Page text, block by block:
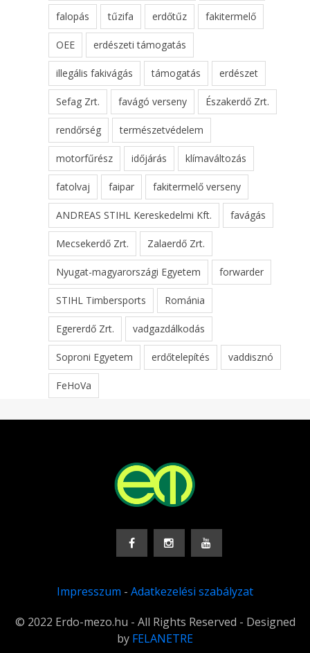
falopás tűzifa erdőtűz fakitermelő
OEE erdészeti támogatás
illegális fakivágás támogatás erdészet
Sefag Zrt. favágó verseny Északerdő Zrt.
rendőrség természetvédelem
motorfűrész időjárás klímaváltozás
fatolvaj faipar fakitermelő verseny
ANDREAS STIHL Kereskedelmi Kft. favágás
Mecsekerdő Zrt. Zalaerdő Zrt.
Nyugat-magyarországi Egyetem forwarder
STIHL Timbersports Románia
Egererdő Zrt. vadgazdálkodás
Soproni Egyetem erdőtelepítés vaddisznó
FeHoVa
Impresszum - Adatkezelési szabályzat
© 2022 Erdo-mezo.hu - All Rights Reserved - Designed
by FELANETRE